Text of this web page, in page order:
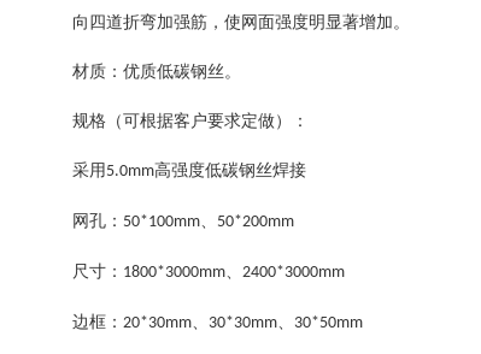
向四道折弯加强筋，使网面强度明显著增加。
材质：优质低碳钢丝。
规格（可根据客户要求定做）：
采用 5.0mm高强度低碳钢丝焊接
网孔： 50*100mm 50*200mm
尺寸： 1800*3000mm 2400*3000mm
边框： 20*30mm 30*30mm 30*50mm